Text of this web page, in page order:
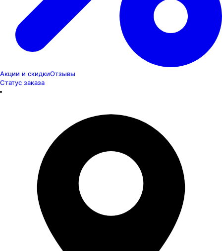
Акции и скидкиОтзывы
Статус заказа